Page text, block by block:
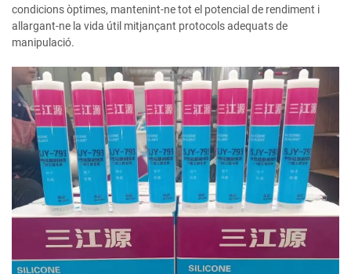
condicions òptimes, mantenint-ne tot el potencial de rendiment i
allargant-ne la vida útil mitjançant protocols adequats de
manipulació.